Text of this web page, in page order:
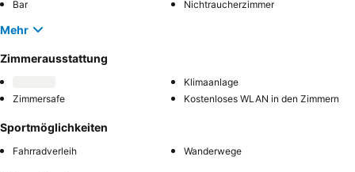
Bar Nichtraucherzimmer
Mehr
Zimmerausstattung
Klimaanlage
Zimmersafe
Kostenloses WLAN in den Zimmern
Sportmöglichkeiten
Fahrradverleih Wanderwege